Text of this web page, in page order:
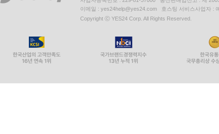
이메일 : yes24help@yes24.com 호스팅 서비스사업자 :
Copyright ⓒ YES24 Corp. All Rights Reserved.